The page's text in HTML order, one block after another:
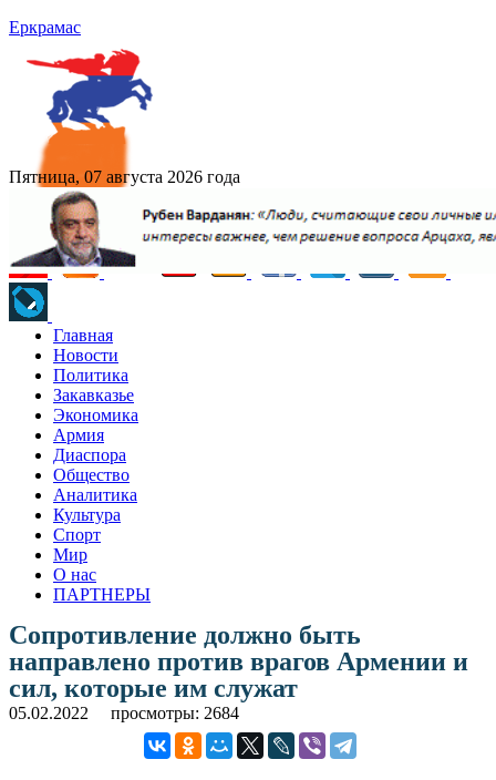
Еркрамас
Пятница, 07 августа 2026 года
Главная
Новости
Политика
Закавказье
Экономика
Армия
Диаспора
Общество
Аналитика
Культура
Спорт
Мир
О нас
ПАРТНЕРЫ
Сопротивление должно быть
направлено против врагов Армении и
сил, которые им служат
05.02.2022 просмотры: 2684